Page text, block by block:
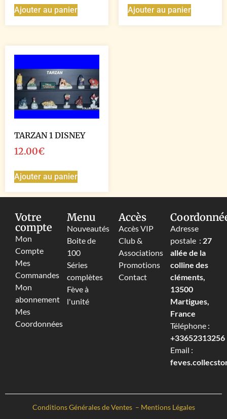
Ajouter au panier Ajouter au panier
TARZAN 1 DISNEY
12.00€
Ajouter au panier
Votre
compte
Mon
Compte
Mes
Commandes
Mon
abonnement
Mes
Coordonnées
Menu
Nouveautés
Boite de
100
Séries
complètes
Fève à
l'unité
Accès
Accès VIP
Club &
Associations
Promotions
Contact
Adresse
postale : 27
allée de la
colline des
cléments,
13500
Martigues,
France
Téléphone :
+33652313256‬
Email :
Conditions Générales de Ventes – Mentions Légales